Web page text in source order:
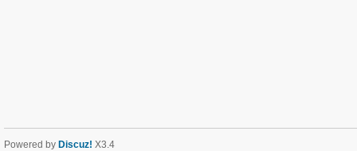
Powered by Discuz! X3.4